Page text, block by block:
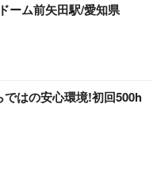
ーム前矢田駅/愛知県
はの安心環境!初回500h